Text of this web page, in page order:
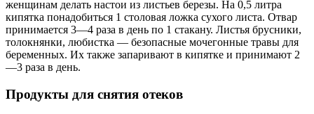
женщинам делать настои из листьев березы. На 0,5 литра
кипятка понадобиться 1 столовая ложка сухого листа. Отвар
принимается 3—4 раза в день по 1 стакану. Листья брусники,
толокнянки, любистка — безопасные мочегонные травы для
беременных. Их также запаривают в кипятке и принимают 2
—3 раза в день.
Продукты для снятия отеков